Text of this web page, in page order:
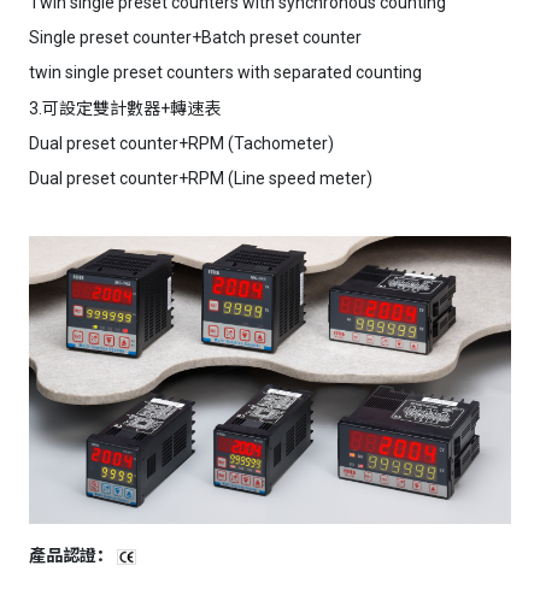
Single preset counter+Batch preset counter
twin single preset counters with separated counting
3.可設定雙計數器+轉速表
Dual preset counter+RPM (Tachometer)
Dual preset counter+RPM (Line speed meter)
產品認證：